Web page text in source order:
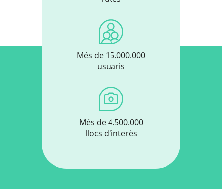
Més de 15.000.000
usuaris
Més de 4.500.000
llocs d'interès